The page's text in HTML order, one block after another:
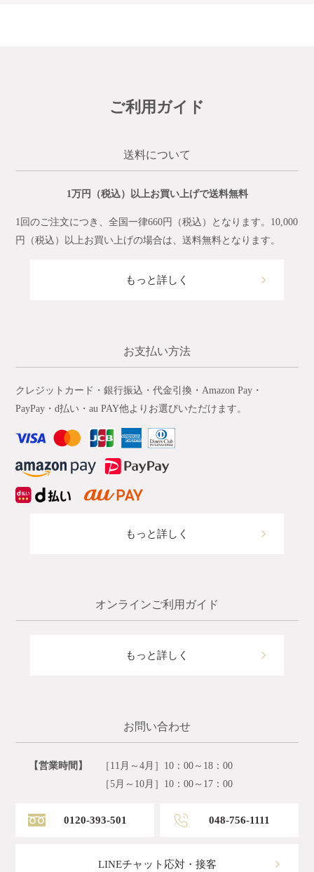
ご利用ガイド
送料について
1万円（税込）以上お買い上げで送料無料
1回のご注文につき、全国一律660円（税込）となります。10,000
円（税込）以上お買い上げの場合は、送料無料となります。
もっと詳しく
お支払い方法
クレジットカード・銀行振込・代金引換・Amazon Pay・
PayPay・d払い・au PAY他よりお選びいただけます。
もっと詳しく
オンラインご利用ガイド
もっと詳しく
お問い合わせ
【営業時間】
［11月～4月］10：00～18：00
［5月～10月］10：00～17：00
0120-393-501 048-756-1111
LINEチャット応対・接客